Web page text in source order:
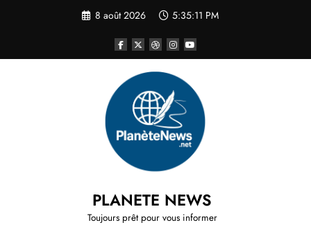
8 août 2026 5:35:11 PM
PLANETE NEWS
Toujours prêt pour vous informer